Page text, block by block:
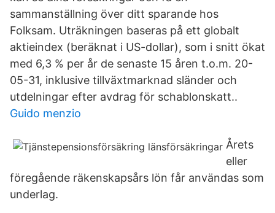
sammanställning över ditt sparande hos
Folksam. Uträkningen baseras på ett globalt
aktieindex (beräknat i US-dollar), som i snitt ökat
med 6,3 % per år de senaste 15 åren t.o.m. 20-
05-31, inklusive tillväxt­marknad sländer och
utdel­ningar efter avdrag för schablonskatt..
Guido menzio
Årets
eller
föregående räkenskapsårs lön får användas som
underlag.